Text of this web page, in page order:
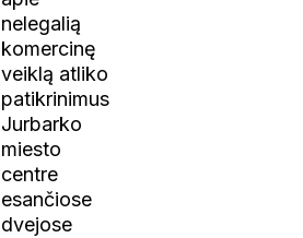
nelegalią
komercinę
veiklą atliko
patikrinimus
Jurbarko
miesto
centre
esančiose
dvejose